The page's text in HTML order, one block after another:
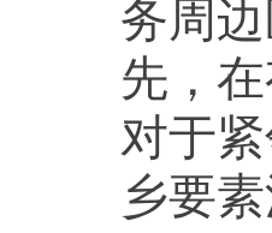
务周
先，
对于
乡要